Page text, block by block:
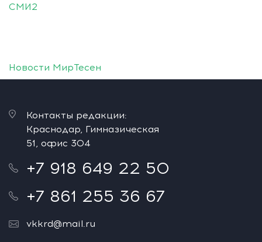
СМИ2
Новости МирТесен
Контакты редакции:
Краснодар, Гимназическая
51, офис 304
+7 918 649 22 50
+7 861 255 36 67
vkkrd@mail.ru